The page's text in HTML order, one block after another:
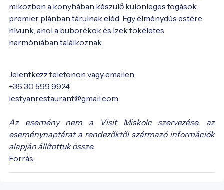
miközben a konyhában készülő különleges fogások
premier plánban tárulnak eléd. Egy élménydús estére
hívunk, ahol a buborékok és ízek tökéletes
harmóniában találkoznak.
Jelentkezz telefonon vagy emailen:
+36 30 599 9924
lestyanrestaurant@gmail.com
Az esemény nem a Visit Miskolc szervezése, az
eseménynaptárat a rendezőktől származó információk
alapján állítottuk össze.
Forrás